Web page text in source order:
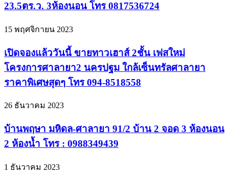
23.5ตร.ว. 3ห้องนอน โทร 0817536724
15 พฤศจิกายน 2023
เปิดจองแล้ววันนี้ ขายทาวเฮาส์ 2ชั้น เฟสใหม่
โครงการศาลายา2 นครปฐม ใกล้เซ็นทรัลศาลายา
ราคาพิเศษสุดๆ โทร 094-8518558
26 ธันวาคม 2023
บ้านพฤษา มหิดล-ศาลายา 91/2 บ้าน 2 จอด 3 ห้องนอน
2 ห้องน้ำ โทร : 0988349439
1 ธันวาคม 2023